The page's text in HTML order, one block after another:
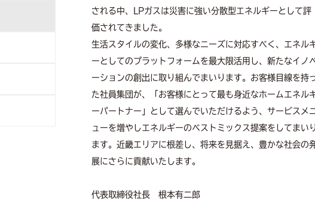
される中、LPガスは災害に強い分散型エネルギーとして評
価されてきました。
生活スタイルの変化、多様なニーズに対応すべく、エネル
ーとしてのプラットフォームを最大限活用し、新たなイノ
ーションの創出に取り組んでまいります。お客様目線を持
た社員集団が、「お客様にとって最も身近なホームエネル
ーパートナー」として選んでいただけるよう、サービスメ
ューを増やしエネルギーのベストミックス提案をしてまいり
ます。近畿エリアに根差し、将来を見据え、豊かな社会の
展にさらに貢献いたします。
代表取締役社長 根本有二郎